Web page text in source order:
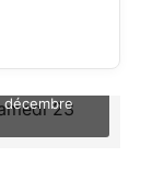
décembre